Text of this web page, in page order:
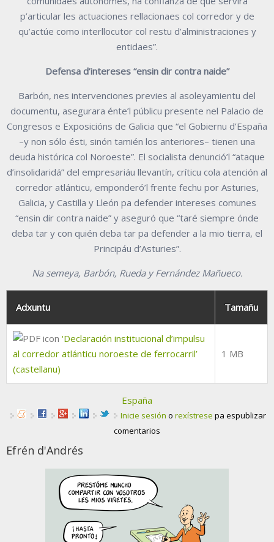
p’articular les actuaciones rellacionaes col corredor y de
qu’actúe como interllocutor col restu d’alministraciones y
entidaes”.
Defensa d’intereses “ensin dir contra naide”
Barbón, nes intervenciones previes al asoleyamientu del
documentu, asegurara énte’l públicu presente nel Palacio de
Congresos e Exposicións de Galicia que “el Gobiernu d’España
–y non sólo ésti, sinón tamién los anteriores– tienen una
deuda histórica col Noroeste”. El socialista denunció’l “ataque
d’insolidaridá” del empresariáu llevantín, críticu cola atención al
corredor atlánticu, emponderó’l frente fechu por Asturies,
Galicia, y Castilla y Lleón pa defender intereses comunes
“ensin dir contra naide” y aseguró que “taré siempre ónde
deba tar y con quién deba tar pa defender a la mio tierra, el
Principáu d’Asturies”.
Na semeya, Barbón, Rueda y Fernández Mañueco.
Adxuntu Tamañu
‘Declaración institucional d’impulsu
al corredor atlánticu noroeste de ferrocarril’
(castellanu)
1 MB
España
Inicie sesión o rexístrese pa espublizar
comentarios
Efrén d'Andrés